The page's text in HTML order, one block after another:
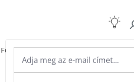
Szakértői tudás
Fűtési rendszerek Kiegészítők